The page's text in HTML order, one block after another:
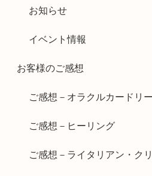
お知らせ
イベント情報
お客様のご感想
ご感想－オラクルカードリ
ご感想－ヒーリング
ご感想－ライタリアン・ク